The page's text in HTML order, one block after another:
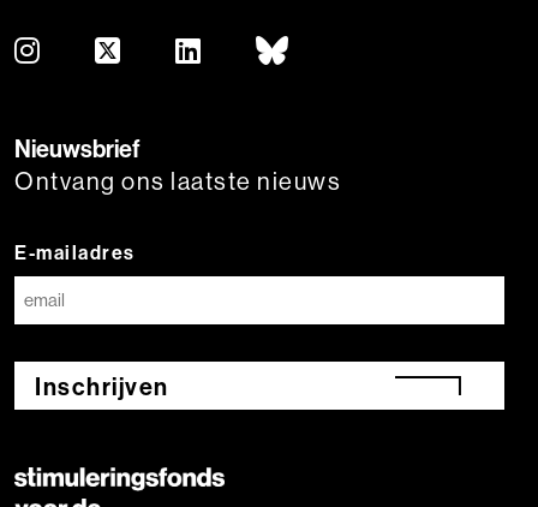
Nieuwsbrief
Ontvang ons laatste nieuws
E-mailadres
Inschrijven